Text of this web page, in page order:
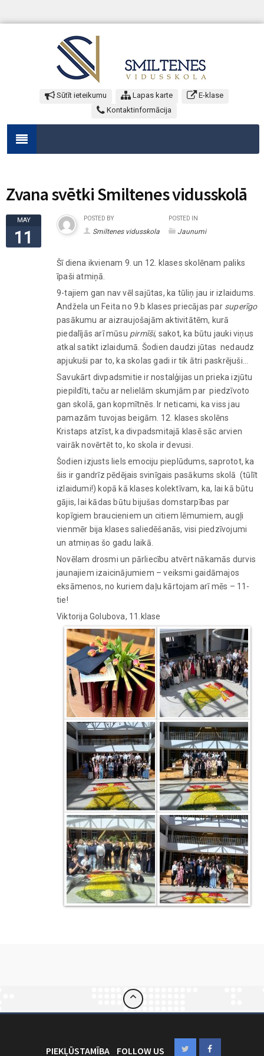
Sūtīt ieteikumu Lapas karte
E-klase
Kontaktinformācija
Zvana svētki Smiltenes vidusskolā
MAY
11
POSTED BY
Smiltenes vidusskola
POSTED IN
Jaunumi
Šī diena ikvienam 9. un 12. klases skolēnam paliks
īpaši atmiņā.
9-tajiem gan nav vēl sajūtas, ka tūliņ jau ir izlaidums.
Andžela un Feita no 9.b klases priecājas par superīgo
pasākumu ar aizraujošajām aktivitātēm, kurā
piedalījās arī mūsu pirmīši, sakot, ka būtu jauki viņus
atkal satikt izlaidumā. Šodien daudzi jūtas nedaudz
apjukuši par to, ka skolas gadi ir tik ātri paskrējuši…
Savukārt divpadsmitie ir nostalģijas un prieka izjūtu
piepildīti, taču ar nelielām skumjām par piedzīvoto
gan skolā, gan kopmītnēs. Ir neticami, ka viss jau
pamazām tuvojas beigām. 12. klases skolēns
Kristaps atzīst, ka divpadsmitajā klasē sāc arvien
vairāk novērtēt to, ko skola ir devusi.
Šodien izjusts liels emociju pieplūdums, saprotot, ka
šis ir gandrīz pēdējais svinīgais pasākums skolā (tūlīt
izlaidumi!) kopā kā klases kolektīvam, ka, lai kā būtu
gājis, lai kādas būtu bijušas domstarpības par
kopīgiem braucieniem un citiem lēmumiem, augļi
vienmēr bija klases saliedēšanās, visi piedzīvojumi
un atmiņas šo gadu laikā.
Novēlam drosmi un pārliecību atvērt nākamās durvis
jaunajiem izaicinājumiem – veiksmi gaidāmajos
eksāmenos, no kuriem daļu kārtojam arī mēs – 11-
tie!
Viktorija Golubova, 11.klase
PIEKĻŪSTAMĪBA FOLLOW US